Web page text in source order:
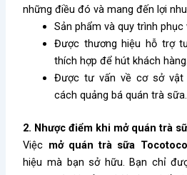
những điều đó và mang đến lợi
Sản phẩm và quy trình
Được thương hiệu hỗ trợ
thích hợp để hút khách hàng.
Được tư vấn về cơ sở vật
cách quảng bá quán trà sữa.
2. Nhược điểm khi mở quán trà
Việc mở quán trà sữa Tocotoco
hiệu mà bạn sở hữu. Bạn chỉ